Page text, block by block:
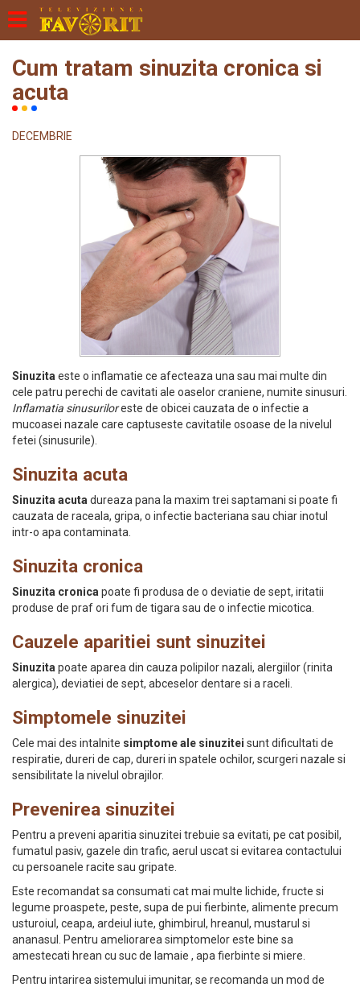
Cum tratam sinuzita cronica si
acuta
DECEMBRIE
Sinuzita este o inflamatie ce afecteaza una sau mai multe din
cele patru perechi de cavitati ale oaselor craniene, numite sinusuri.
Inflamatia sinusuriloreste de obicei cauzata de o infectie a
mucoasei nazale care captuseste cavitatile osoase de la nivelul
fetei (sinusurile).
Sinuzita acuta
Sinuzita acuta dureaza pana la maxim trei saptamani si poate fi
cauzata de raceala, gripa, o infectie bacteriana sau chiar inotul
intr-o apa contaminata.
Sinuzita cronica
Sinuzita cronica poate fi produsa de o deviatie de sept, iritatii
produse de praf ori fum de tigara sau de o infectie micotica.
Cauzele aparitiei sunt sinuzitei
Sinuzita poate aparea din cauza polipilor nazali, alergiilor (rinita
alergica), deviatiei de sept, abceselor dentare si a raceli.
Simptomele sinuzitei
Cele mai des intalnite simptome ale sinuzitei sunt dificultati de
respiratie, dureri de cap, dureri in spatele ochilor, scurgeri nazale si
sensibilitate la nivelul obrajilor.
Prevenirea sinuzitei
Pentru a preveni aparitia sinuzitei trebuie sa evitati, pe cat posibil,
fumatul pasiv, gazele din trafic, aerul uscat si evitarea contactului
cu persoanele racite sau gripate.
Este recomandat sa consumati cat mai multe lichide, fructe si
legume proaspete, peste, supa de pui fierbinte, alimente precum
usturoiul, ceapa, ardeiul iute, ghimbirul, hreanul, mustarul si
ananasul. Pentru ameliorarea simptomelor este bine sa
amestecati hrean cu suc de lamaie , apa fierbinte si miere.
Pentru intarirea sistemului imunitar, se recomanda un mod de